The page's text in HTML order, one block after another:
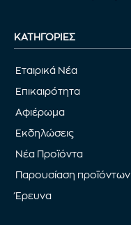
ΚΑΤΗΓΟΡΊΕΣ
Εταιρικά Νέα
Επικαιρότητα
Αφιέρωμα
Εκδηλώσεις
Νέα Προϊόντα
Παρουσίαση προϊόντων
Έρευνα